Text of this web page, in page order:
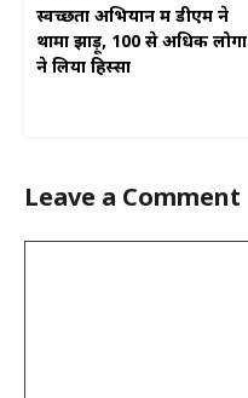
स्वच्छता अभियान में डीएम ने
थामा झाड़ू, 100 से अधिक लोगों
ने लिया हिस्सा
Leave a Comment